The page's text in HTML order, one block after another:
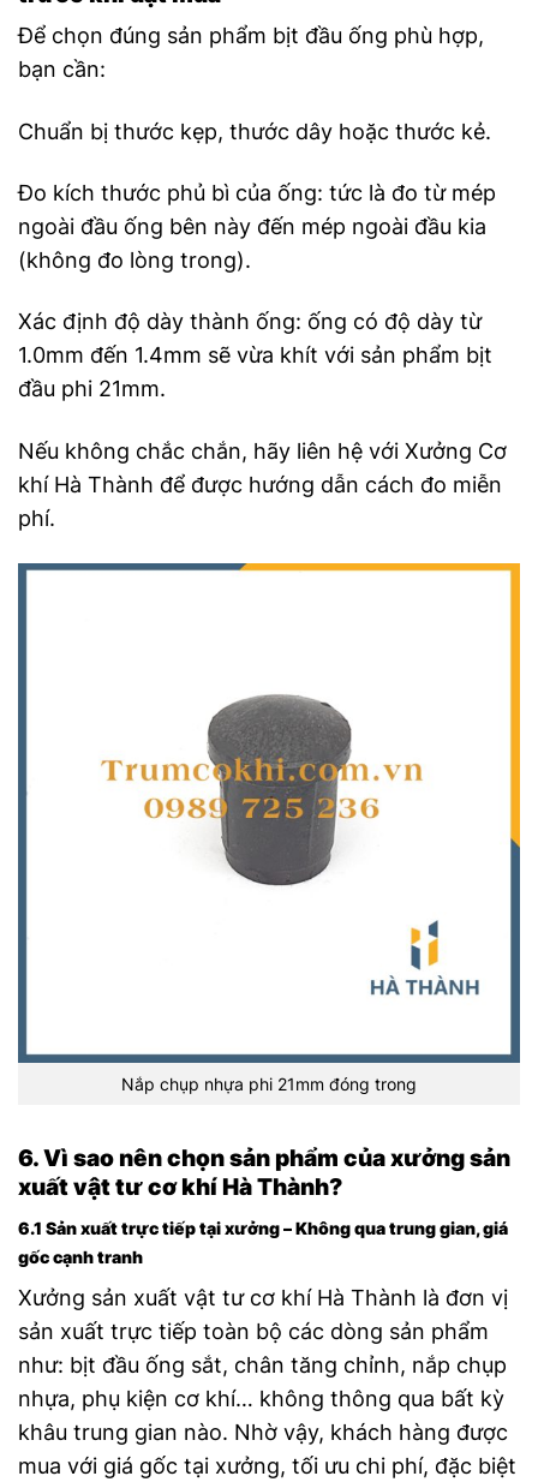
Để chọn đúng sản phẩm bịt đầu ống phù hợp,
bạn cần:
Chuẩn bị thước kẹp, thước dây hoặc thước kẻ.
Đo kích thước phủ bì của ống: tức là đo từ mép
ngoài đầu ống bên này đến mép ngoài đầu kia
(không đo lòng trong).
Xác định độ dày thành ống: ống có độ dày từ
1.0mm đến 1.4mm sẽ vừa khít với sản phẩm bịt
đầu phi 21mm.
Nếu không chắc chắn, hãy liên hệ với Xưởng Cơ
khí Hà Thành để được hướng dẫn cách đo miễn
phí.
Nắp chụp nhựa phi 21mm đóng trong
6. Vì sao nên chọn sản phẩm của xưởng sản
xuất vật tư cơ khí Hà Thành?
6.1 Sản xuất trực tiếp tại xưởng – Không qua trung gian, giá
gốc cạnh tranh
Xưởng sản xuất vật tư cơ khí Hà Thành là đơn vị
sản xuất trực tiếp toàn bộ các dòng sản phẩm
như: bịt đầu ống sắt, chân tăng chỉnh, nắp chụp
nhựa, phụ kiện cơ khí… không thông qua bất kỳ
khâu trung gian nào. Nhờ vậy, khách hàng được
mua với giá gốc tại xưởng, tối ưu chi phí, đặc biệt